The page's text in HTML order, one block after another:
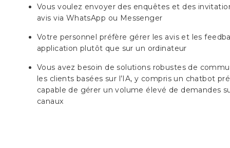
Vous voulez envoyer des enquêtes et des
avis via WhatsApp ou Messenger
Votre personnel préfère gérer les avis et les
application plutôt que sur un ordinateur
Vous avez besoin de solutions robustes de
les clients basées sur l’IA, y compris un chatbot
capable de gérer un volume élevé de demandes
canaux